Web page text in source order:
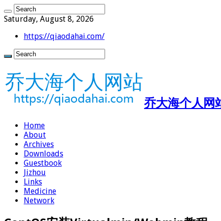
Saturday, August 8, 2026
https://qiaodahai.com/
乔大海个人
Home
About
Archives
Downloads
Guestbook
Jizhou
Links
Medicine
Network